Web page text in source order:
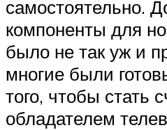
самостоятельно.
компоненты для
было не так уж и
многие были
того, чтобы стать
обладателем